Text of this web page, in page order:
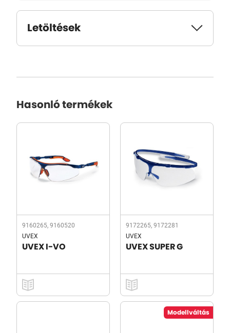
Letöltések
Hasonló termékek
9160265, 9160520
UVEX
UVEX I-VO
9172265, 9172281
UVEX
UVEX SUPER G
Modellváltás